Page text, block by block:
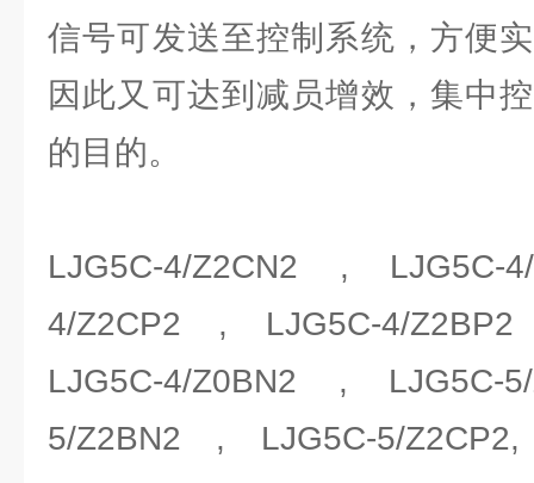
信号可发送至控制系统，方便
因此又可达到减员增效，集中
的目的。
LJG5C-4/Z2CN2 , LJG5C-
4/Z2CP2 , LJG5C-4/
LJG5C-4/Z0BN2 , LJG5C-
5/Z2BN2 , LJG5C-5/